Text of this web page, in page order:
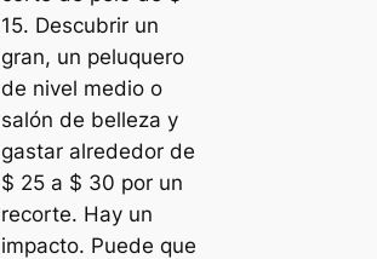
15. Descubrir un
gran, un peluquero
de nivel medio o
salón de belleza y
gastar alrededor de
$ 25 a $ 30 por un
recorte. Hay un
impacto. Puede que